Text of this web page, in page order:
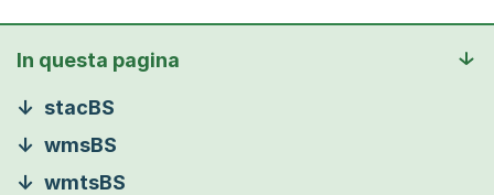
In questa pagina
stacBS
wmsBS
wmtsBS